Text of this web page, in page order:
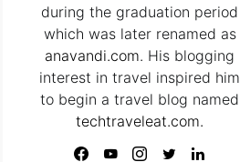
during the graduation period
which was later renamed as
anavandi.com. His blogging
interest in travel inspired him
to begin a travel blog named
techtraveleat.com.